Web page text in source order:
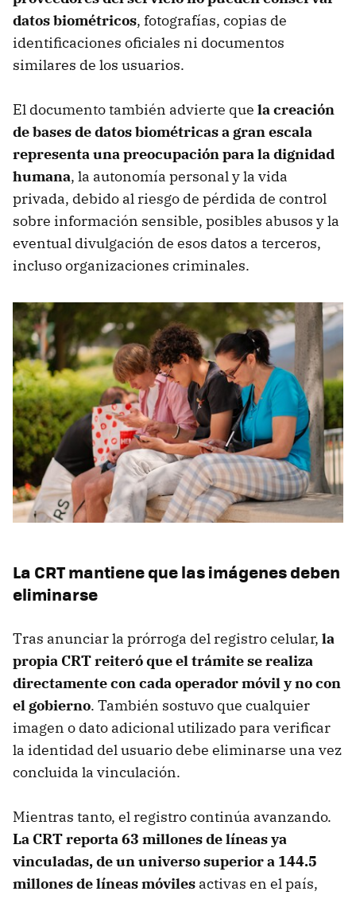
datos biométricos, fotografías, copias de
identificaciones oficiales ni documentos
similares de los usuarios.
El documento también advierte que la creación
de bases de datos biométricas a gran escala
representa una preocupación para la dignidad
humana, la autonomía personal y la vida
privada, debido al riesgo de pérdida de control
sobre información sensible, posibles abusos y la
eventual divulgación de esos datos a terceros,
incluso organizaciones criminales.
La CRT mantiene que las imágenes deben
eliminarse
Tras anunciar la prórroga del registro celular, la
propia CRT reiteró que el trámite se realiza
directamente con cada operador móvil y no con
el gobierno. También sostuvo que cualquier
imagen o dato adicional utilizado para verificar
la identidad del usuario debe eliminarse una vez
concluida la vinculación.
Mientras tanto, el registro continúa avanzando.
La CRT reporta 63 millones de líneas ya
vinculadas, de un universo superior a 144.5
millones de líneas móviles activas en el país,